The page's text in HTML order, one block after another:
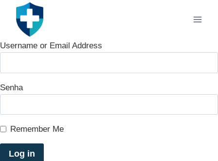
Pular
Conteúdo
Username or Email Address
Senha
Remember Me